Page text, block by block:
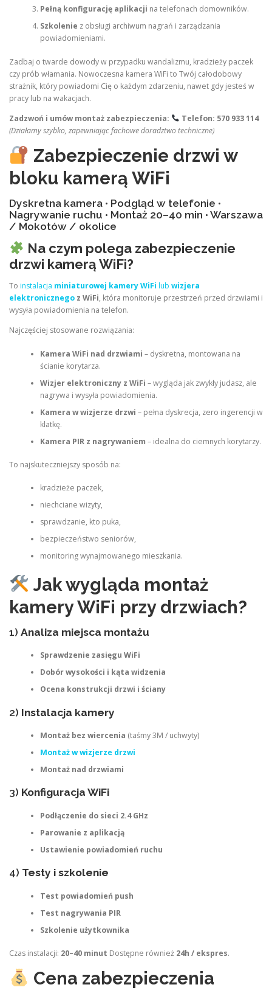
Pełną konfigurację aplikacji na telefonach domowników.
Szkolenie z obsługi archiwum nagrań i zarządzania
powiadomieniami.
Zadbaj o twarde dowody w przypadku wandalizmu, kradzieży paczek
czy prób włamania. Nowoczesna kamera WiFi to Twój całodobowy
strażnik, który powiadomi Cię o każdym zdarzeniu, nawet gdy jesteś w
pracy lub na wakacjach.
Zadzwoń i umów montaż zabezpieczenia:
Telefon: 570 933 114
(Działamy szybko, zapewniając fachowe doradztwo techniczne)
Zabezpieczenie drzwi w
bloku kamerą WiFi
Dyskretna kamera • Podgląd w telefonie •
Nagrywanie ruchu • Montaż 20–40 min • Warszawa
/ Mokotów / okolice
Na czym polega zabezpieczenie
drzwi kamerą WiFi?
To instalacja miniaturowej kamery WiFi lub wizjera
elektronicznego z WiFi, która monitoruje przestrzeń przed drzwiami i
wysyła powiadomienia na telefon.
Najczęściej stosowane rozwiązania:
Kamera WiFi nad drzwiami – dyskretna, montowana na
ścianie korytarza.
Wizjer elektroniczny z WiFi – wygląda jak zwykły judasz, ale
nagrywa i wysyła powiadomienia.
Kamera w wizjerze drzwi – pełna dyskrecja, zero ingerencji w
klatkę.
Kamera PIR z nagrywaniem – idealna do ciemnych korytarzy.
To najskuteczniejszy sposób na:
kradzieże paczek,
niechciane wizyty,
sprawdzanie, kto puka,
bezpieczeństwo seniorów,
monitoring wynajmowanego mieszkania.
Jak wygląda montaż
kamery WiFi przy drzwiach?
1) Analiza miejsca montażu
Sprawdzenie zasięgu WiFi
Dobór wysokości i kąta widzenia
Ocena konstrukcji drzwi i ściany
2) Instalacja kamery
Montaż bez wiercenia (taśmy 3M / uchwyty)
Montaż w wizjerze drzwi
Montaż nad drzwiami
3) Konfiguracja WiFi
Podłączenie do sieci 2.4 GHz
Parowanie z aplikacją
Ustawienie powiadomień ruchu
4) Testy i szkolenie
Test powiadomień push
Test nagrywania PIR
Szkolenie użytkownika
Czas instalacji: 20–40 minut Dostępne również 24h / ekspres.
Cena zabezpieczenia